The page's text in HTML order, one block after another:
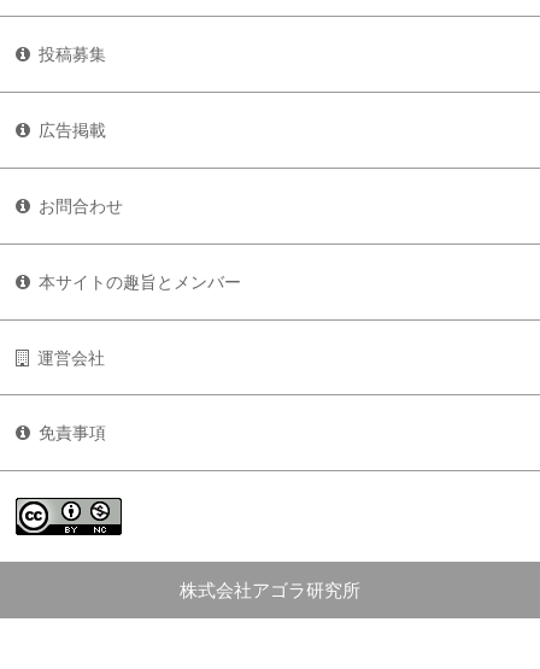
投稿募集
広告掲載
お問合わせ
本サイトの趣旨とメンバー
運営会社
免責事項
株式会社アゴラ研究所